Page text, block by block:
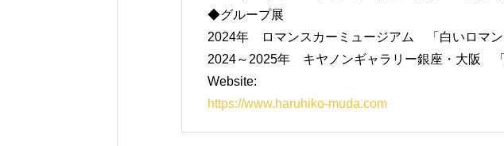
◆グループ展
2024年 ロマンスカーミュージアム 「白いロマン
2024～2025年 キヤノンギャラリー銀座・大阪
Website:
https://www.haruhiko-muda.com